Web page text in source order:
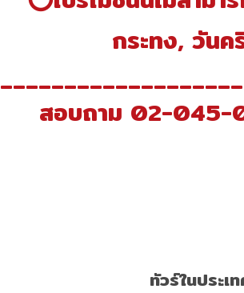
กระทง, วัน
สอบถาม 02-
ทัวร์ในประเ